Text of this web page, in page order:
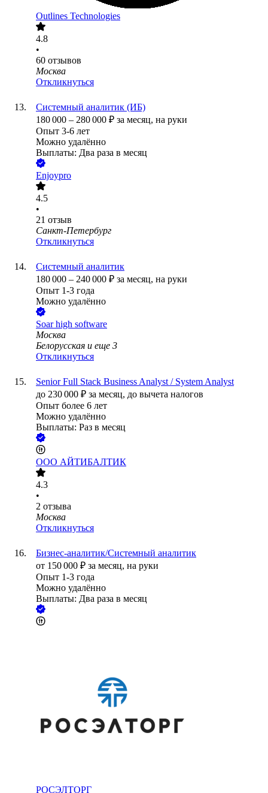
Outlines Technologies
4.8
•
60 отзывов
Москва
Откликнуться
Системный аналитик (ИБ)
180 000 – 280 000 ₽ за месяц, на руки
Опыт 3-6 лет
Можно удалённо
Выплаты: Два раза в месяц
Enjoypro
4.5
•
21 отзыв
Санкт-Петербург
Откликнуться
Системный аналитик
180 000 – 240 000 ₽ за месяц, на руки
Опыт 1-3 года
Можно удалённо
Soar high software
Москва
Белорусская и еще 3
Откликнуться
Senior Full Stack Business Analyst / System Analyst
до 230 000 ₽ за месяц, до вычета налогов
Опыт более 6 лет
Можно удалённо
Выплаты: Раз в месяц
ООО АЙТИБАЛТИК
4.3
•
2 отзыва
Москва
Откликнуться
Бизнес-аналитик/Системный аналитик
от 150 000 ₽ за месяц, на руки
Опыт 1-3 года
Можно удалённо
Выплаты: Два раза в месяц
РОСЭЛТОРГ